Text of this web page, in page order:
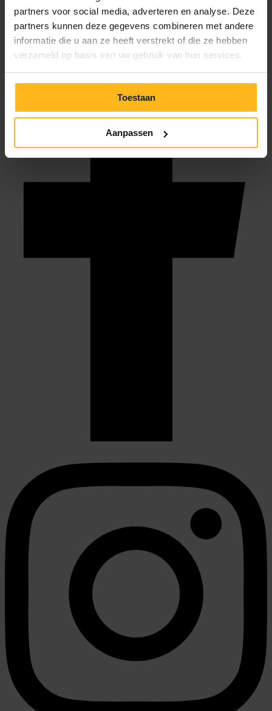
partners voor social media, adverteren en analyse. Deze
partners kunnen deze gegevens combineren met andere
informatie die u aan ze heeft verstrekt of die ze hebben
verzameld op basis van uw gebruik van hun services.
Toestaan
Aanpassen
info@julianahoeve.nl